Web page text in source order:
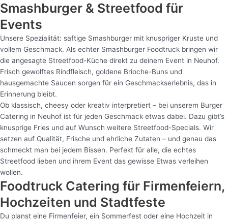
Smashburger & Streetfood für
Events
Unsere Spezialität: saftige Smashburger mit knuspriger Kruste und
vollem Geschmack. Als echter Smashburger Foodtruck bringen wir
die angesagte Streetfood-Küche direkt zu deinem Event in Neuhof.
Frisch gewolftes Rindfleisch, goldene Brioche-Buns und
hausgemachte Saucen sorgen für ein Geschmackserlebnis, das in
Erinnerung bleibt.
Ob klassisch, cheesy oder kreativ interpretiert – bei unserem Burger
Catering in Neuhof ist für jeden Geschmack etwas dabei. Dazu gibt’s
knusprige Fries und auf Wunsch weitere Streetfood-Specials. Wir
setzen auf Qualität, Frische und ehrliche Zutaten – und genau das
schmeckt man bei jedem Bissen. Perfekt für alle, die echtes
Streetfood lieben und ihrem Event das gewisse Etwas verleihen
wollen.
Foodtruck Catering für Firmenfeiern,
Hochzeiten und Stadtfeste
Du planst eine Firmenfeier, ein Sommerfest oder eine Hochzeit in